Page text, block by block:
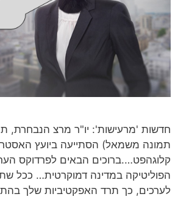
חדשות 'מרעישות': יו"ר מרצ הנבחרת,
תמונה משמאל) הסתייעה ביועץ
קלוגהפט….ברוכים הבאים לפרדוקס
הפוליטיקה במדינה דמוקרטית… ככל
לערכים, כך תרד האפקטיביות שלך